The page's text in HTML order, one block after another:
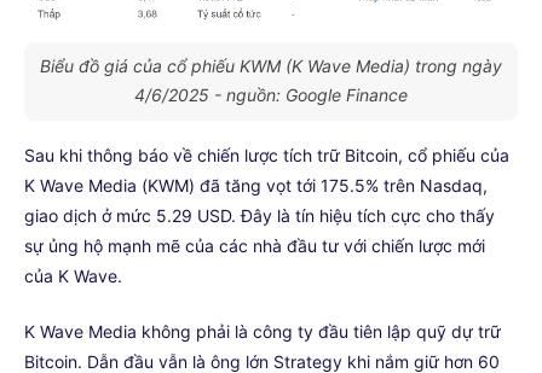
Biểu đồ giá của cổ phiếu KWM (K Wave Media) trong ngày
4/6/2025 - nguồn: Google Finance
Sau khi thông báo về chiến lược tích trữ Bitcoin, cổ phiếu của
K Wave Media (KWM) đã tăng vọt tới 175.5% trên Nasdaq,
giao dịch ở mức 5.29 USD. Đây là tín hiệu tích cực cho thấy
sự ủng hộ mạnh mẽ của các nhà đầu tư với chiến lược mới
của K Wave.
K Wave Media không phải là công ty đầu tiên lập quỹ dự trữ
Bitcoin. Dẫn đầu vẫn là ông lớn Strategy khi nắm giữ hơn 60